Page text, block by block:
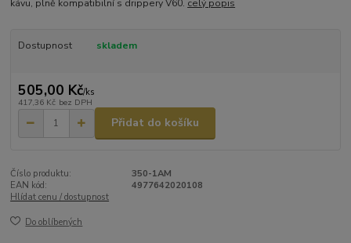
kávu, plně kompatibilní s drippery V60. celý popis
Dostupnost skladem
505,00 Kč/ks
417,36 Kč bez DPH
Přidat do košíku
Číslo produktu:
350-1AM
EAN kód:
4977642020108
Hlídat cenu / dostupnost
Do oblíbených